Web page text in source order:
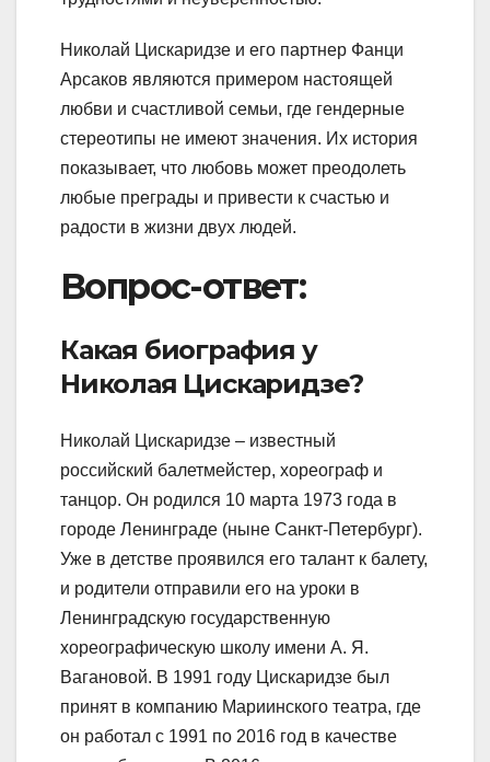
Николай Цискаридзе и его партнер Фанци
Арсаков являются примером настоящей
любви и счастливой семьи, где гендерные
стереотипы не имеют значения. Их история
показывает, что любовь может преодолеть
любые преграды и привести к счастью и
радости в жизни двух людей.
Вопрос-ответ:
Какая биография у
Николая Цискаридзе?
Николай Цискаридзе – известный
российский балетмейстер, хореограф и
танцор. Он родился 10 марта 1973 года в
городе Ленинграде (ныне Санкт-Петербург).
Уже в детстве проявился его талант к балету,
и родители отправили его на уроки в
Ленинградскую государственную
хореографическую школу имени А. Я.
Вагановой. В 1991 году Цискаридзе был
принят в компанию Мариинского театра, где
он работал с 1991 по 2016 год в качестве